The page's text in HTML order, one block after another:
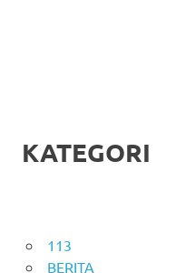
KATEGORI
113
BERITA